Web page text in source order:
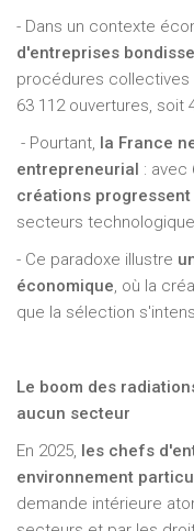
- Dans un contexte
d'entreprises
procédures collectives
63 112 ouvertures, soit
- Pourtant, la France
entrepreneurial : avec
créations progressent
secteurs
- Ce paradoxe illustre
économique, où la
que la sélection
Le boom des
aucun secteur
En 2025, les chefs
environnement
demande intérieure